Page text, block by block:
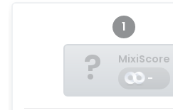
1
?
MixiScore
-